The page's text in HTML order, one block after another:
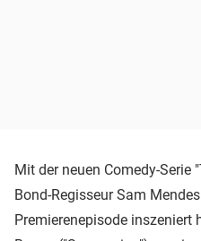
Mit der neuen Comedy-Serie
Bond-Regisseur Sam
Premierenepisode inszeniert